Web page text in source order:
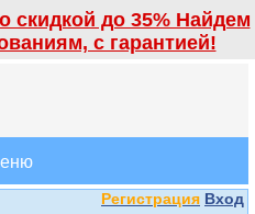
скидкой до 35% Найдем
с гарантией!
Регистрация Вход